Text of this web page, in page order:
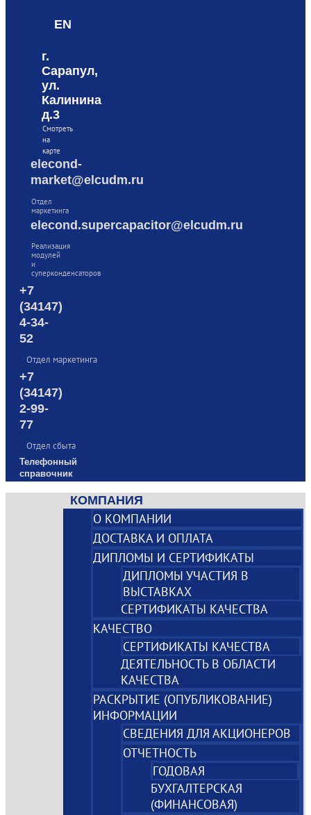
EN
г.
Сарапул,
ул.
Калинина
д.3
Смотреть
на
карте
elecond-
market@elcudm.ru
Отдел
маркетинга
elecond.supercapacitor@elcudm.ru
Реализация
модулей
и
суперконденсаторов
+7
(34147)
4-34-
52
Отдел маркетинга
+7
(34147)
2-99-
77
Отдел сбыта
Телефонный
справочник
КОМПАНИЯ
О КОМПАНИИ
ДОСТАВКА И ОПЛАТА
ДИПЛОМЫ И СЕРТИФИКАТЫ
ДИПЛОМЫ УЧАСТИЯ В
ВЫСТАВКАХ
СЕРТИФИКАТЫ КАЧЕСТВА
КАЧЕСТВО
СЕРТИФИКАТЫ КАЧЕСТВА
ДЕЯТЕЛЬНОСТЬ В ОБЛАСТИ
КАЧЕСТВА
РАСКРЫТИЕ (ОПУБЛИКОВАНИЕ)
ИНФОРМАЦИИ
СВЕДЕНИЯ ДЛЯ АКЦИОНЕРОВ
ОТЧЕТНОСТЬ
ГОДОВАЯ
БУХГАЛТЕРСКАЯ
(ФИНАНСОВАЯ)